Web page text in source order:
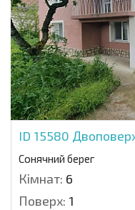
ID 15580
Сонячний берег
Кімнат: 6
Поверх: 1